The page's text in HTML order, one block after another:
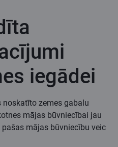
iegādei
noskatīto zemes gabalu
mājas būvniecībai jau
pašas mājas būvniecību veic